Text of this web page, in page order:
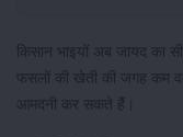
किसान भाइयों अब जायद
फसलों की खेती की जगह कम
आमदनी कर सकते हैं।